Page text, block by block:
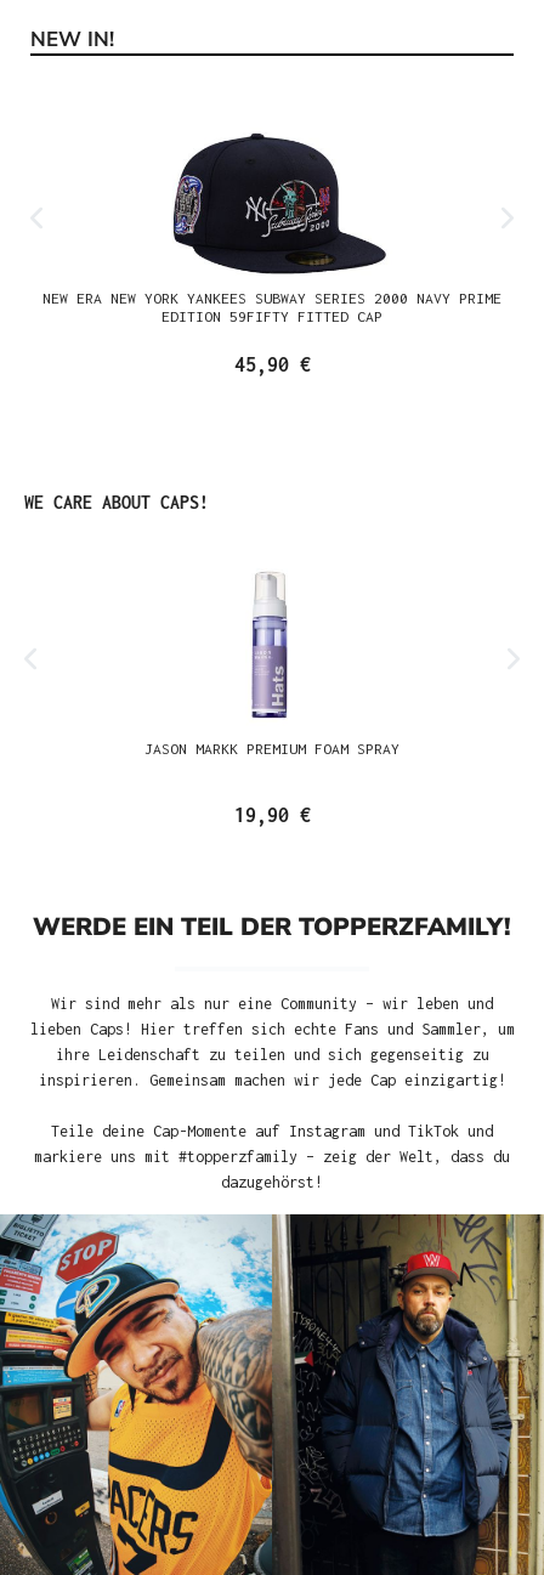
Produktgalerie überspringen
NEW IN!
NEW ERA NEW YORK YANKEES SUBWAY SERIES 2000 NAVY PRIME
EDITION 59FIFTY FITTED CAP
45,90 €
Produktgalerie überspringen
WE CARE ABOUT CAPS!
JASON MARKK PREMIUM FOAM SPRAY
19,90 €
WERDE EIN TEIL DER TOPPERZFAMILY!
Wir sind mehr als nur eine Community – wir leben und
lieben Caps! Hier treffen sich echte Fans und Sammler, um
ihre Leidenschaft zu teilen und sich gegenseitig zu
inspirieren. Gemeinsam machen wir jede Cap einzigartig!
Teile deine Cap-Momente auf Instagram und TikTok und
markiere uns mit #topperzfamily – zeig der Welt, dass du
dazugehörst!